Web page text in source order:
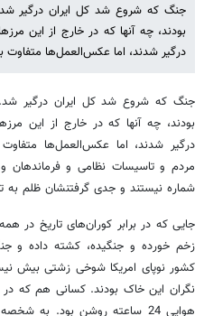
جنگ که شروع شد کل ایران درگیر
بودند، چه آنها که در خارج از این
درگیر شدند، اما عکس‌العمل‌ها متفاوت
جنگ که شروع شد کل ایران درگیر شد.
بودند، چه آنها که در خارج از این
درگیر شدند، اما عکس‌العمل‌ها
مردم و تاسیسات نظامی و فرماندهان
شماره نیستند و جدی گرفتنشان ظلم
جایی که در برابر کوران‌های تاریخ در
زخم خورده و جنگیده، کشته داده و
کشور نوپای امریکا شوخی زشتی بیش
نگران این خاک بودند. کسانی هم که در
هوایی 24 ساعته روشن بود.